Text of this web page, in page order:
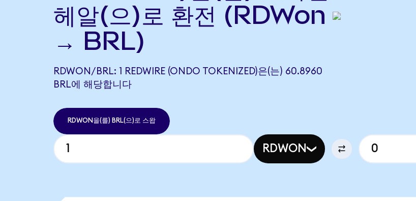
헤알(으)로 환전 (RDWon
→ BRL)
RDWON/BRL: 1 REDWIRE (ONDO TOKENIZED)은(는) 60.8960
BRL에 해당합니다
RDWON을(를) BRL(으)로 스왑
RDWON